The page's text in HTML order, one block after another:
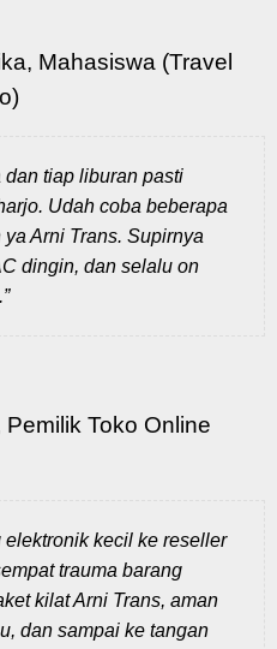
Mahasiswa (Travel
dan tiap liburan pasti
Udah coba beberapa
Arni Trans. Supirnya
dingin, dan selalu on
Pemilik Toko Online
elektronik kecil ke reseller
trauma barang
kilat Arni Trans, aman
dan sampai ke tangan